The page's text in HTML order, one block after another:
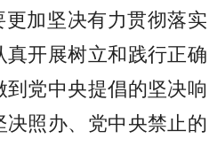
更加坚决有力贯彻落实
真开展树立和践行正确
党中央提倡的坚决响
决照办、党中央禁止的